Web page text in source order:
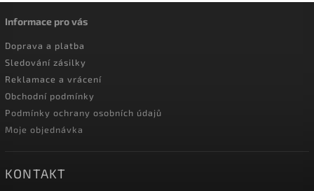
Informace pro vás
Doprava a platba
Sledování zásilky
Reklamace a vrácení
Obchodní podmínky
Podmínky ochrany osobních údajů
Moje objednávka
KONTAKT